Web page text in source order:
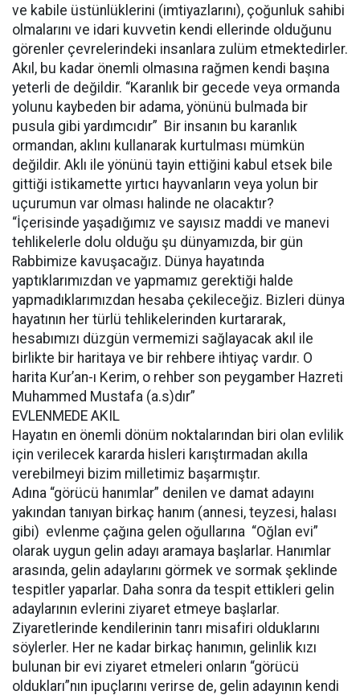
ve kabile üstünlüklerini (imtiyazlarını), çoğunluk sahibi
olmalarını ve idari kuvvetin kendi ellerinde olduğunu
görenler çevrelerindeki insanlara zulüm etmektedirler.
Akıl, bu kadar önemli olmasına rağmen kendi başına
yeterli de değildir. “Karanlık bir gecede veya ormanda
yolunu kaybeden bir adama, yönünü bulmada bir
pusula gibi yardımcıdır” Bir insanın bu karanlık
ormandan, aklını kullanarak kurtulması mümkün
değildir. Aklı ile yönünü tayin ettiğini kabul etsek bile
gittiği istikamette yırtıcı hayvanların veya yolun bir
uçurumun var olması halinde ne olacaktır?
“İçerisinde yaşadığımız ve sayısız maddi ve manevi
tehlikelerle dolu olduğu şu dünyamızda, bir gün
Rabbimize kavuşacağız. Dünya hayatında
yaptıklarımızdan ve yapmamız gerektiği halde
yapmadıklarımızdan hesaba çekileceğiz. Bizleri dünya
hayatının her türlü tehlikelerinden kurtararak,
hesabımızı düzgün vermemizi sağlayacak akıl ile
birlikte bir haritaya ve bir rehbere ihtiyaç vardır. O
harita Kur’an-ı Kerim, o rehber son peygamber Hazreti
Muhammed Mustafa (a.s)dır”
EVLENMEDE AKIL
Hayatın en önemli dönüm noktalarından biri olan evlilik
için verilecek kararda hisleri karıştırmadan akılla
verebilmeyi bizim milletimiz başarmıştır.
Adına “görücü hanımlar” denilen ve damat adayını
yakından tanıyan birkaç hanım (annesi, teyzesi, halası
gibi) evlenme çağına gelen oğullarına “Oğlan evi”
olarak uygun gelin adayı aramaya başlarlar. Hanımlar
arasında, gelin adaylarını görmek ve sormak şeklinde
tespitler yaparlar. Daha sonra da tespit ettikleri gelin
adaylarının evlerini ziyaret etmeye başlarlar.
Ziyaretlerinde kendilerinin tanrı misafiri olduklarını
söylerler. Her ne kadar birkaç hanımın, gelinlik kızı
bulunan bir evi ziyaret etmeleri onların “görücü
oldukları”nın ipuçlarını verirse de, gelin adayının kendi